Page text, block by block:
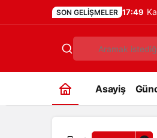
SON GELIŞMELER 17:49
Asayiş